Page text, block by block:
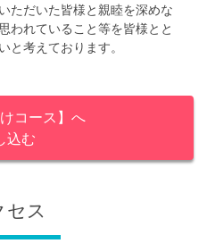
ただいた皆様と親睦を深めな
われていること等を皆様とと
と考えております。
けコース】へ
込む
セス